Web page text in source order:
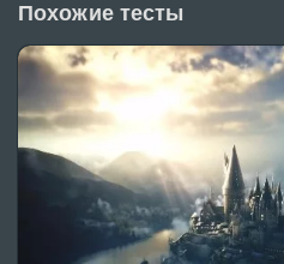
Похожие тесты